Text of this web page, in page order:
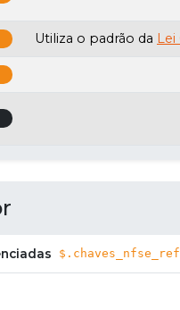
Utiliza o padrão da Lei